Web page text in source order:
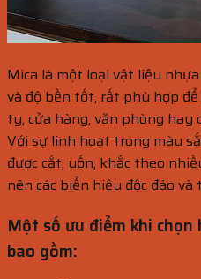
Mica là một loại vật liệu
và độ bền tốt, rất phù hợp
ty, cửa hàng, văn phòng
Với sự linh hoạt trong màu
được cắt, uốn, khắc theo
nên các biển hiệu độc đáo
Một số ưu điểm khi chọn
bao gồm: